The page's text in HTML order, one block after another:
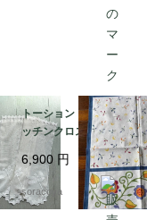
トーション ２枚組 キ
ッチンクロス テーブ
ルマット イタリア
製 レトロ カラフル
ヴィンテージ 12clem
23
6,900 円
soracoya